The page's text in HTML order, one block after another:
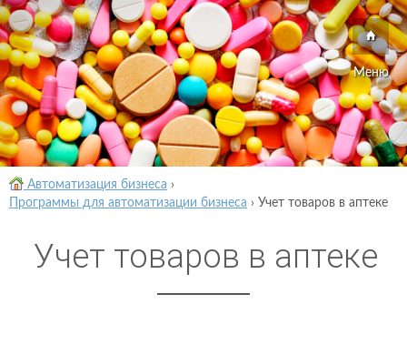
Меню
Автоматизация бизнеса ›
Программы для автоматизации бизнеса › Учет товаров в аптеке
Учет товаров в аптеке